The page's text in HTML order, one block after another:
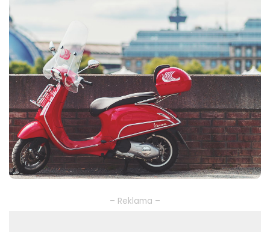
– Reklama –